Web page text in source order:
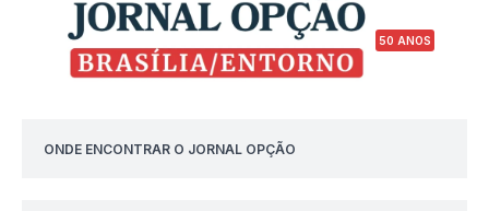
50 ANOS
ONDE ENCONTRAR O JORNAL OPÇÃO